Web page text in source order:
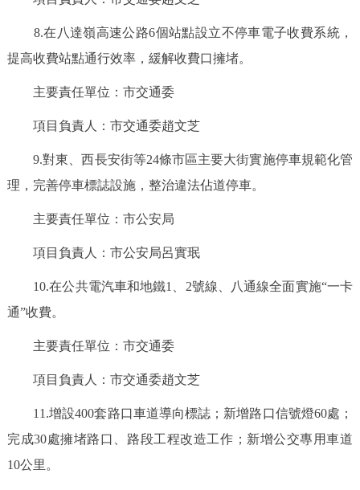
8.在八達嶺高速公路6個站點設立不停車電子收費系統，
提高收費站點通行效率，緩解收費口擁堵。
主要責任單位：市交通委
項目負責人：市交通委趙文芝
9.對東、西長安街等24條市區主要大街實施停車規範化管
理，完善停車標誌設施，整治違法佔道停車。
主要責任單位：市公安局
項目負責人：市公安局呂實珉
10.在公共電汽車和地鐵1、2號線、八通線全面實施“一卡
通”收費。
主要責任單位：市交通委
項目負責人：市交通委趙文芝
11.增設400套路口車道導向標誌；新增路口信號燈60處；
完成30處擁堵路口、路段工程改造工作；新增公交專用車道
10公里。